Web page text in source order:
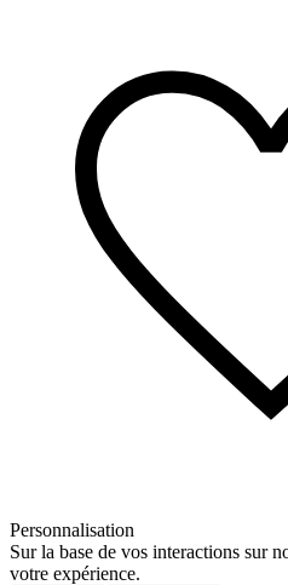
Personnalisation
Sur la base de vos interactions sur
votre expérience.